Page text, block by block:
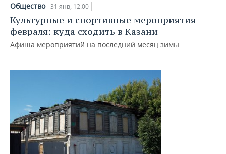
Общество 31 янв, 12:00
Культурные и спортивные мероприятия
февраля: куда сходить в Казани
Афиша мероприятий на последний месяц зимы